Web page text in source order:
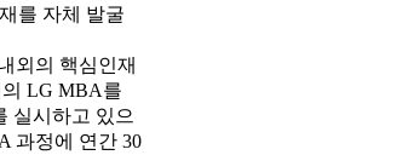
를 자체 발굴
외의 핵심인재
LG MBA를
실시하고 있으
과정에 연간 30